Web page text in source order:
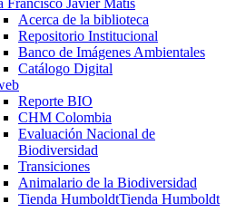
Acerca de la biblioteca
Repositorio Institucional
Banco de Imágenes Ambientales
Catálogo Digital
Reporte BIO
CHM Colombia
Evaluación Nacional de
Biodiversidad
Transiciones
Animalario de la Biodiversidad
Tienda HumboldtTienda Humboldt